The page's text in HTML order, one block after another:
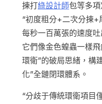
揀打綠設計師包等多
“初度粗分+二次分揀
每秒一百萬張的速度
它們像金色蝗蟲一樣
環衛”的破局思緒，
化”全鏈閉環體系。
“分歧于傳統環衛項目